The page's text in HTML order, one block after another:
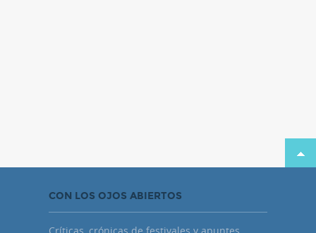
CON LOS OJOS ABIERTOS